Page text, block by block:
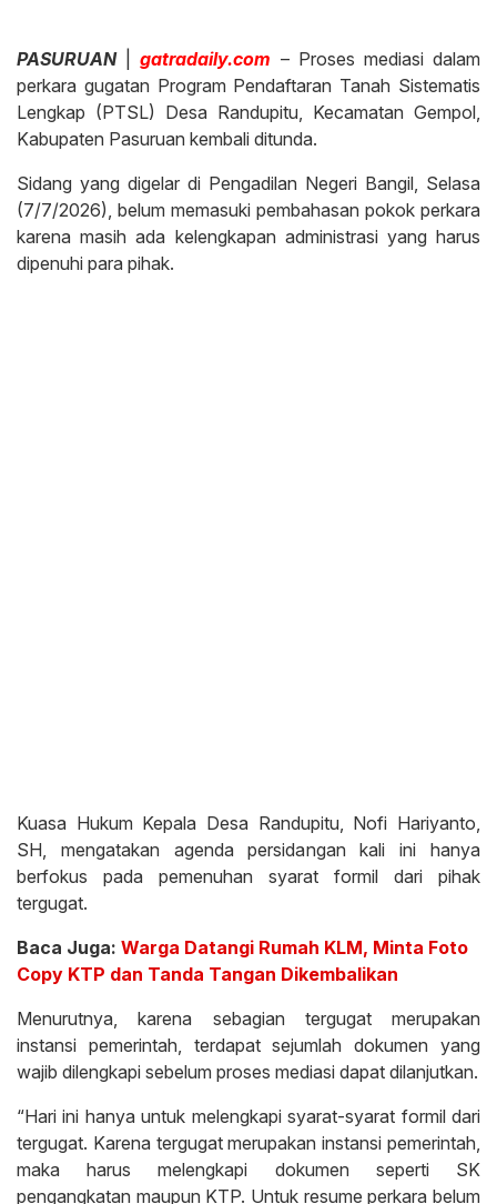
PASURUAN|gatradaily.com – Proses mediasi dalam
perkara gugatan Program Pendaftaran Tanah Sistematis
Lengkap (PTSL) Desa Randupitu, Kecamatan Gempol,
Kabupaten Pasuruan kembali ditunda.
Sidang yang digelar di Pengadilan Negeri Bangil, Selasa
(7/7/2026), belum memasuki pembahasan pokok perkara
karena masih ada kelengkapan administrasi yang harus
dipenuhi para pihak.
Kuasa Hukum Kepala Desa Randupitu, Nofi Hariyanto,
SH, mengatakan agenda persidangan kali ini hanya
berfokus pada pemenuhan syarat formil dari pihak
tergugat.
Baca Juga: Warga Datangi Rumah KLM, Minta Foto
Copy KTP dan Tanda Tangan Dikembalikan
Menurutnya, karena sebagian tergugat merupakan
instansi pemerintah, terdapat sejumlah dokumen yang
wajib dilengkapi sebelum proses mediasi dapat dilanjutkan.
“Hari ini hanya untuk melengkapi syarat-syarat formil dari
tergugat. Karena tergugat merupakan instansi pemerintah,
maka harus melengkapi dokumen seperti SK
pengangkatan maupun KTP. Untuk resume perkara belum